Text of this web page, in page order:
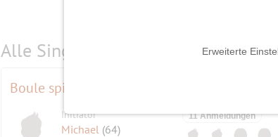
Erweiterte
Alle Single-Events am selben Tag
Boule spielen am Sonntag
Initiator
Michael (64)
11 Anmeldungen